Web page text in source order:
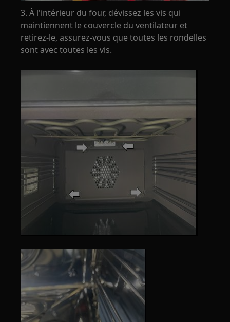
3. À l'intérieur du four, dévissez les vis qui
maintiennent le couvercle du ventilateur et
retirez-le, assurez-vous que toutes les rondelles
sont avec toutes les vis.